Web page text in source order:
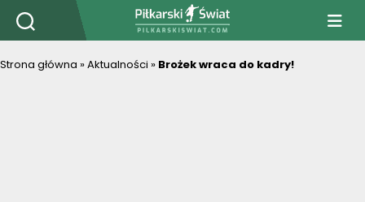
PiłkarskiSwiat.com
Strona główna »Aktualności » Brożek wraca do kadry!